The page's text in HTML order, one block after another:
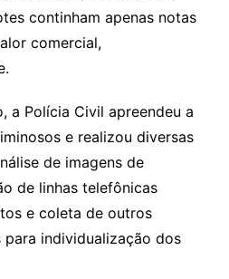
continham apenas notas
comercial,
a Polícia Civil apreendeu a
e realizou diversas
de imagens de
de linhas telefônicas
e coleta de outros
individualização dos